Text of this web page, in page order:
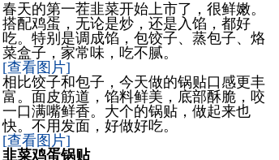
春天的第一茬韭菜开始上市了，很鲜嫩。
搭配鸡蛋，无论是炒，还是入馅，都好
吃。特别是调成馅，包饺子、蒸包子、烙
菜盒子，家常味，吃不腻。
[查看图片]
相比饺子和包子，今天做的锅贴口感更丰
富。面皮筋道，馅料鲜美，底部酥脆，咬
一口满嘴鲜香。大个的锅贴，做起来也
快。不用发面，好做好吃。
[查看图片]
韭菜鸡蛋锅贴